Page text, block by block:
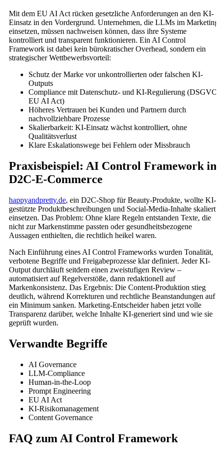
Mit dem EU AI Act rücken gesetzliche Anforderungen an den KI-
Einsatz in den Vordergrund. Unternehmen, die LLMs im Marketing
einsetzen, müssen nachweisen können, dass ihre Systeme
kontrolliert und transparent funktionieren. Ein AI Control
Framework ist dabei kein bürokratischer Overhead, sondern ein
strategischer Wettbewerbsvorteil:
Schutz der Marke vor unkontrollierten oder falschen KI-
Outputs
Compliance mit Datenschutz- und KI-Regulierung (DSGVO,
EU AI Act)
Höheres Vertrauen bei Kunden und Partnern durch
nachvollziehbare Prozesse
Skalierbarkeit: KI-Einsatz wächst kontrolliert, ohne
Qualitätsverlust
Klare Eskalationswege bei Fehlern oder Missbrauch
Praxisbeispiel: AI Control Framework im
D2C-E-Commerce
happyandpretty.de, ein D2C-Shop für Beauty-Produkte, wollte KI-
gestützte Produktbeschreibungen und Social-Media-Inhalte skaliert
einsetzen. Das Problem: Ohne klare Regeln entstanden Texte, die
nicht zur Markenstimme passten oder gesundheitsbezogene
Aussagen enthielten, die rechtlich heikel waren.
Nach Einführung eines AI Control Frameworks wurden Tonalität,
verbotene Begriffe und Freigabeprozesse klar definiert. Jeder KI-
Output durchläuft seitdem einen zweistufigen Review –
automatisiert auf Regelverstöße, dann redaktionell auf
Markenkonsistenz. Das Ergebnis: Die Content-Produktion stieg
deutlich, während Korrekturen und rechtliche Beanstandungen auf
ein Minimum sanken. Marketing-Entscheider haben jetzt volle
Transparenz darüber, welche Inhalte KI-generiert sind und wie sie
geprüft wurden.
Verwandte Begriffe
AI Governance
LLM-Compliance
Human-in-the-Loop
Prompt Engineering
EU AI Act
KI-Risikomanagement
Content Governance
FAQ zum AI Control Framework